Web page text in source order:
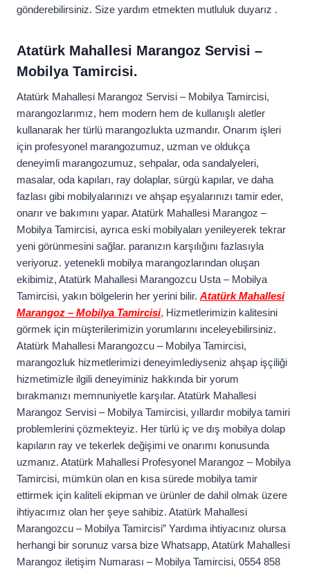
gönderebilirsiniz. Size yardım etmekten mutluluk duyarız .
Atatürk Mahallesi Marangoz Servisi –
Mobilya Tamircisi.
Atatürk Mahallesi Marangoz Servisi – Mobilya Tamircisi,
marangozlarımız, hem modern hem de kullanışlı aletler
kullanarak her türlü marangozlukta uzmandır. Onarım işleri
için profesyonel marangozumuz, uzman ve oldukça
deneyimli marangozumuz, sehpalar, oda sandalyeleri,
masalar, oda kapıları, ray dolaplar, sürgü kapılar, ve daha
fazlası gibi mobilyalarınızı ve ahşap eşyalarınızı tamir eder,
onarır ve bakımını yapar. Atatürk Mahallesi Marangoz –
Mobilya Tamircisi, ayrıca eski mobilyaları yenileyerek tekrar
yeni görünmesini sağlar. paranızın karşılığını fazlasıyla
veriyoruz. yetenekli mobilya marangozlarından oluşan
ekibimiz, Atatürk Mahallesi Marangozcu Usta – Mobilya
Tamircisi, yakın bölgelerin her yerini bilir. Atatürk Mahallesi
Marangoz – Mobilya Tamircisi, Hizmetlerimizin kalitesini
görmek için müşterilerimizin yorumlarını inceleyebilirsiniz.
Atatürk Mahallesi Marangozcu – Mobilya Tamircisi,
marangozluk hizmetlerimizi deneyimlediyseniz ahşap işçiliği
hizmetimizle ilgili deneyiminiz hakkında bir yorum
bırakmanızı memnuniyetle karşılar. Atatürk Mahallesi
Marangoz Servisi – Mobilya Tamircisi, yıllardır mobilya tamiri
problemlerini çözmekteyiz. Her türlü iç ve dış mobilya dolap
kapıların ray ve tekerlek değişimi ve onarımı konusunda
uzmanız. Atatürk Mahallesi Profesyonel Marangoz – Mobilya
Tamircisi, mümkün olan en kısa sürede mobilya tamir
ettirmek için kaliteli ekipman ve ürünler de dahil olmak üzere
ihtiyacımız olan her şeye sahibiz. Atatürk Mahallesi
Marangozcu – Mobilya Tamircisi” Yardıma ihtiyacınız olursa
herhangi bir sorunuz varsa bize Whatsapp, Atatürk Mahallesi
Marangoz iletişim Numarası – Mobilya Tamircisi, 0554 858